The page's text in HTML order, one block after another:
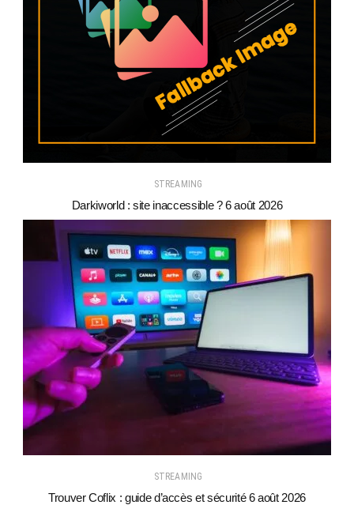
STREAMING
Darkiworld : site inaccessible ? 6 août 2026
STREAMING
Trouver Coflix : guide d’accès et sécurité 6 août 2026